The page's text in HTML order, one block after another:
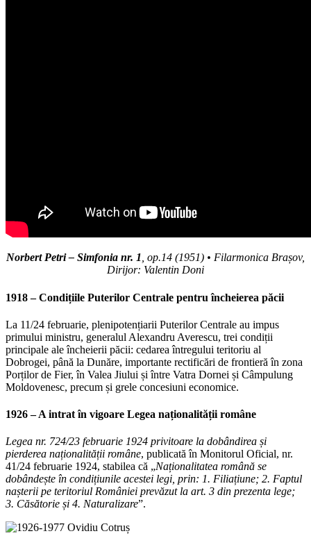
Norbert Petri – Simfonia nr. 1 , op.14 (1951) • Filarmonica Brașov,
Dirijor: Valentin Doni
1918 – Condițiile Puterilor Centrale pentru încheierea păcii
La 11/24 februarie, plenipotențiarii Puterilor Centrale au impus
primului ministru, generalul Alexandru Averescu, trei condiții
principale ale încheierii păcii: cedarea întregului teritoriu al
Dobrogei, până la Dunăre, importante rectificări de frontieră în zona
Porților de Fier, în Valea Jiului și între Vatra Dornei și Câmpulung
Moldovenesc, precum și grele concesiuni economice.
1926 – A intrat în vigoare Legea naționalității române
Legea nr. 724/23 februarie 1924 privitoare la dobândirea și
pierderea naționalității române, publicată în Monitorul Oficial, nr.
41/24 februarie 1924, stabilea că „Naționalitatea română se
dobândește în condițiunile acestei legi, prin: 1. Filiațiune; 2. Faptul
nașterii pe teritoriul României prevăzut la art. 3 din prezenta lege;
3. Căsătorie și 4. Naturalizare”.